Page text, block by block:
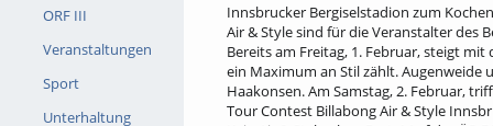
ORF III
Veranstaltungen
Sport
Unterhaltung
Innsbrucker Bergiselstadion zum
Air & Style sind für die Veranstalter des
Bereits am Freitag, 1. Februar, steigt
ein Maximum an Stil zählt. Augenweide
Haakonsen. Am Samstag, 2. Februar,
Tour Contest Billabong Air & Style